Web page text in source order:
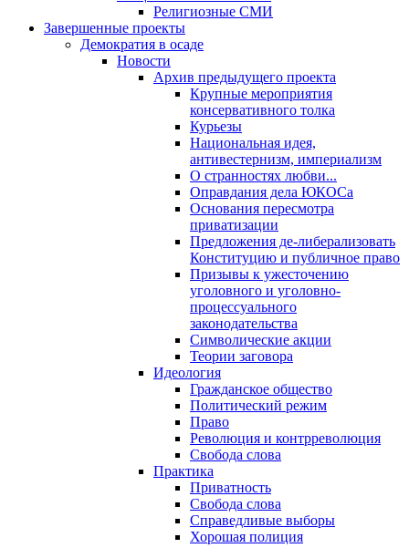
Религиозные СМИ
Завершенные проекты
Демократия в осаде
Новости
Архив предыдущего проекта
Крупные мероприятия
консервативного толка
Курьезы
Национальная идея,
антивестернизм, империализм
О странностях любви...
Оправдания дела ЮКОСа
Основания пересмотра
приватизации
Предложения де-либерализовать
Конституцию и публичное право
Призывы к ужесточению
уголовного и уголовно-
процессуального
законодательства
Символические акции
Теории заговора
Идеология
Гражданское общество
Политический режим
Право
Революция и контрреволюция
Свобода слова
Практика
Приватность
Свобода слова
Справедливые выборы
Хорошая полиция